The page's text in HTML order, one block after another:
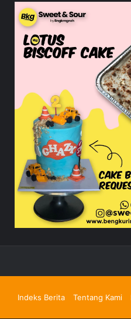
Indeks Berita Tentang Kami